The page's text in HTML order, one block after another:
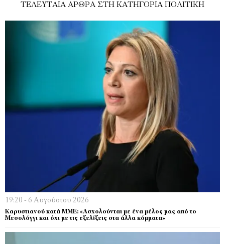
ΤΕΛΕΥΤΑΊΑ ΆΡΘΡΑ ΣΤΗ ΚΑΤΗΓΟΡΊΑ ΠΟΛΙΤΙΚΉ
19:20 - 6 Αυγούστου 2026
Καρυστιανού κατά ΜΜΕ: «Ασχολούνται με ένα μέλος μας από το
Μεσολόγγι και όχι με τις εξελίξεις στα άλλα κόμματα»